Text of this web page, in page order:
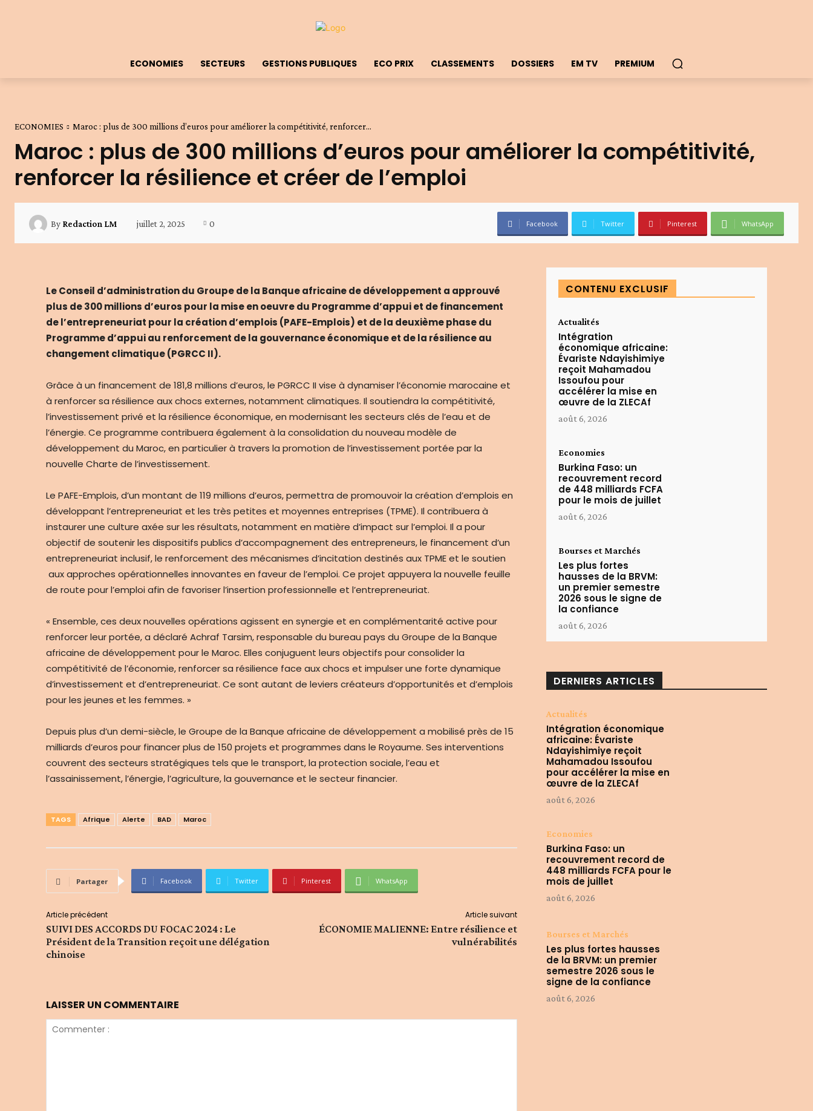
ECONOMIES SECTEURS GESTIONS PUBLIQUES ECO PRIX CLASSEMENTS DOSSIERS EM TV PREMIUM
ECONOMIES Maroc : plus de 300 millions d’euros pour améliorer la compétitivité, renforcer...
Maroc : plus de 300 millions d’euros pour améliorer la compétitivité,
renforcer la résilience et créer de l’emploi
By Redaction LM juillet 2, 2025 0 Facebook Twitter Pinterest WhatsApp
Le Conseil d’administration du Groupe de la Banque africaine de développement a approuvé
plus de 300 millions d’euros pour la mise en oeuvre du Programme d’appui et de financement
de l’entrepreneuriat pour la création d’emplois (PAFE-Emplois) et de la deuxième phase du
Programme d’appui au renforcement de la gouvernance économique et de la résilience au
changement climatique (PGRCC II).
Grâce à un financement de 181,8 millions d’euros, le PGRCC II vise à dynamiser l’économie marocaine et
à renforcer sa résilience aux chocs externes, notamment climatiques. Il soutiendra la compétitivité,
l’investissement privé et la résilience économique, en modernisant les secteurs clés de l’eau et de
l’énergie. Ce programme contribuera également à la consolidation du nouveau modèle de
développement du Maroc, en particulier à travers la promotion de l’investissement portée par la
nouvelle Charte de l’investissement.
Le PAFE-Emplois, d’un montant de 119 millions d’euros, permettra de promouvoir la création d’emplois en
développant l’entrepreneuriat et les très petites et moyennes entreprises (TPME). Il contribuera à
instaurer une culture axée sur les résultats, notamment en matière d’impact sur l’emploi. Il a pour
objectif de soutenir les dispositifs publics d’accompagnement des entrepreneurs, le financement d’un
entrepreneuriat inclusif, le renforcement des mécanismes d’incitation destinés aux TPME et le soutien
aux approches opérationnelles innovantes en faveur de l’emploi. Ce projet appuyera la nouvelle feuille
de route pour l’emploi afin de favoriser l’insertion professionnelle et l’entrepreneuriat.
« Ensemble, ces deux nouvelles opérations agissent en synergie et en complémentarité active pour
renforcer leur portée, a déclaré Achraf Tarsim, responsable du bureau pays du Groupe de la Banque
africaine de développement pour le Maroc. Elles conjuguent leurs objectifs pour consolider la
compétitivité de l’économie, renforcer sa résilience face aux chocs et impulser une forte dynamique
d’investissement et d’entrepreneuriat. Ce sont autant de leviers créateurs d’opportunités et d’emplois
pour les jeunes et les femmes. »
Depuis plus d’un demi-siècle, le Groupe de la Banque africaine de développement a mobilisé près de 15
milliards d’euros pour financer plus de 150 projets et programmes dans le Royaume. Ses interventions
couvrent des secteurs stratégiques tels que le transport, la protection sociale, l’eau et
l’assainissement, l’énergie, l’agriculture, la gouvernance et le secteur financier.
TAGS Afrique Alerte BAD Maroc
Partager Facebook Twitter Pinterest WhatsApp
Article précédent
SUIVI DES ACCORDS DU FOCAC 2024 : Le
Président de la Transition reçoit une délégation
chinoise
Article suivant
ÉCONOMIE MALIENNE: Entre résilience et
vulnérabilités
LAISSER UN COMMENTAIRE
CONTENU EXCLUSIF
Actualités
Intégration
économique africaine:
Évariste Ndayishimiye
reçoit Mahamadou
Issoufou pour
accélérer la mise en
œuvre de la ZLECAf
août 6, 2026
Economies
Burkina Faso: un
recouvrement record
de 448 milliards FCFA
pour le mois de juillet
août 6, 2026
Bourses et Marchés
Les plus fortes
hausses de la BRVM:
un premier semestre
2026 sous le signe de
la confiance
août 6, 2026
DERNIERS ARTICLES
Actualités
Intégration économique
africaine: Évariste
Ndayishimiye reçoit
Mahamadou Issoufou
pour accélérer la mise en
œuvre de la ZLECAf
août 6, 2026
Economies
Burkina Faso: un
recouvrement record de
448 milliards FCFA pour le
mois de juillet
août 6, 2026
Bourses et Marchés
Les plus fortes hausses
de la BRVM: un premier
semestre 2026 sous le
signe de la confiance
août 6, 2026